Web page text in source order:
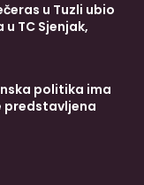
u Tuzli ubio
TC Sjenjak,
politika ima
predstavljena